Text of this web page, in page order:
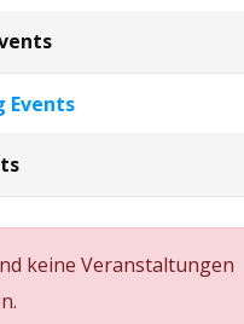
Events
keine Veranstaltungen